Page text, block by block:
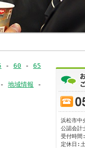
さ
い
月28日を以て
ートは終了
、または
し上げます。
- 60 - 65 70-75
- 地域情報 -
ｺｰﾋｰﾌﾞﾚｲｸ
浜松市中
公認会計
受付時
定休日: